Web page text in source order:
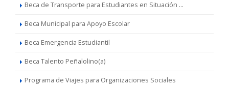
Beca de Transporte para Estudiantes en Situación ...
Beca Municipal para Apoyo Escolar
Beca Emergencia Estudiantil
Beca Talento Peñalolino(a)
Programa de Viajes para Organizaciones Sociales